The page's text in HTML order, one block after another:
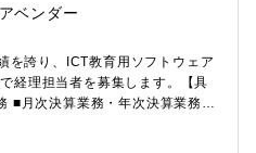
四半期、月次決算のプロセス再
対応、税効果、など組織強化、
ハンズオンでの活躍を期待して
～40代の社員で構成されていま
ュニケーションが取れており、
ベンダー
を誇り、ICT教育用ソフトウェア
経理担当者を募集します。【具
■月次決算業務・年次決算業務・
にお任せしていきます。【配属